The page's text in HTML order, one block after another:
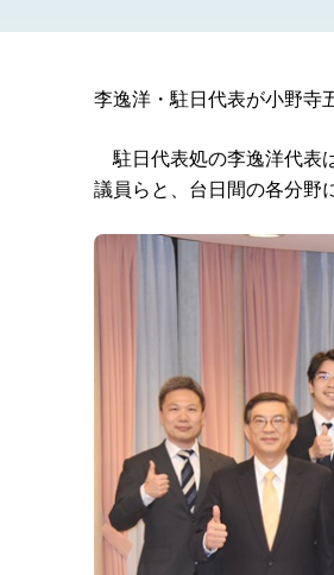
President Lai interviewed by AFP
President Lai meets US delegation
EY details tariff negotiations with
MOFA poll shows widespread
President Lai delivers 2026 New
Presidential Office thanks US
President Lai delivers 2025 National
Presidential Inauguration Speech
李逸洋・駐日代表が小野寺
駐日代表処の李逸洋代表
議員らと、台日間の各分野